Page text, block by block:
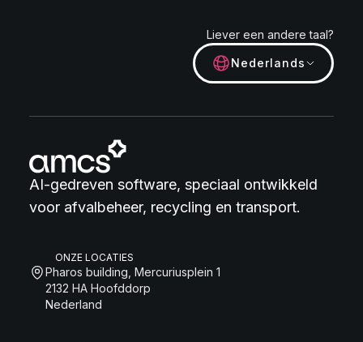
Liever een andere taal?
Nederlands
AI-gedreven software, speciaal ontwikkeld
voor afvalbeheer, recycling en transport.
ONZE LOCATIES
Pharos building, Mercuriusplein 1
2132 HA Hoofddorp
Nederland